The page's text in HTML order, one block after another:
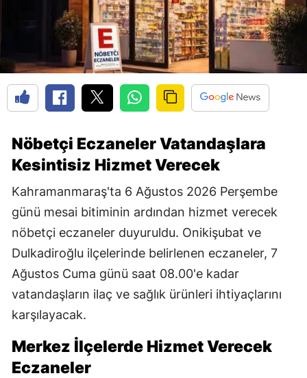
Nöbetçi Eczaneler Vatandaşlara
Kesintisiz Hizmet Verecek
Kahramanmaraş'ta 6 Ağustos 2026 Perşembe
günü mesai bitiminin ardından hizmet verecek
nöbetçi eczaneler duyuruldu. Onikişubat ve
Dulkadiroğlu ilçelerinde belirlenen eczaneler, 7
Ağustos Cuma günü saat 08.00'e kadar
vatandaşların ilaç ve sağlık ürünleri ihtiyaçlarını
karşılayacak.
Merkez İlçelerde Hizmet Verecek
Eczaneler